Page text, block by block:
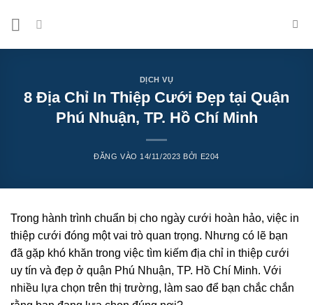
DỊCH VỤ
8 Địa Chỉ In Thiệp Cưới Đẹp tại Quận
Phú Nhuận, TP. Hồ Chí Minh
ĐĂNG VÀO 14/11/2023 BỞI E204
Trong hành trình chuẩn bị cho ngày cưới hoàn hảo, việc in
thiệp cưới đóng một vai trò quan trọng. Nhưng có lẽ bạn
đã gặp khó khăn trong việc tìm kiếm địa chỉ in thiệp cưới
uy tín và đẹp ở quận Phú Nhuận, TP. Hồ Chí Minh. Với
nhiều lựa chọn trên thị trường, làm sao để bạn chắc chắn